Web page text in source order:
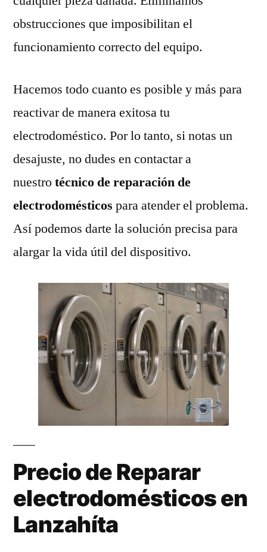
obstrucciones que imposibilitan el
funcionamiento correcto del equipo.
Hacemos todo cuanto es posible y más para
reactivar de manera exitosa tu
electrodoméstico. Por lo tanto, si notas un
desajuste, no dudes en contactar a
nuestrotécnico de reparación de
electrodomésticos para atender el problema.
Así podemos darte la solución precisa para
alargar la vida útil del dispositivo.
Precio de Reparar
electrodomésticos en
Lanzahíta